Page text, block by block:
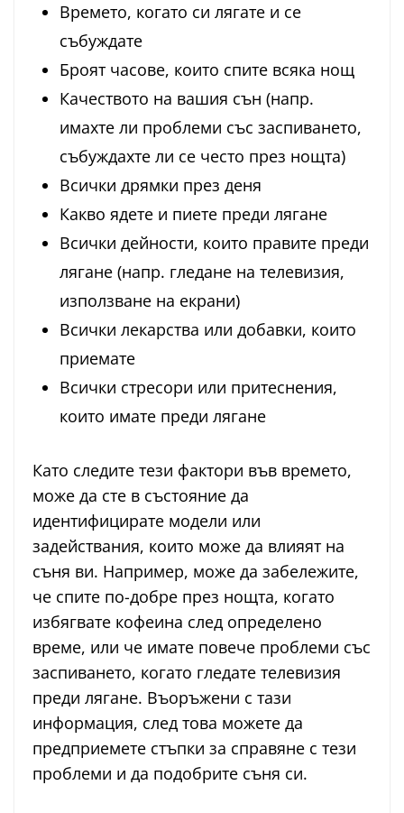
Времето, когато си лягате и се
събуждате
Броят часове, които спите всяка нощ
Качеството на вашия сън (напр.
имахте ли проблеми със заспиването,
събуждахте ли се често през нощта)
Всички дрямки през деня
Какво ядете и пиете преди лягане
Всички дейности, които правите преди
лягане (напр. гледане на телевизия,
използване на екрани)
Всички лекарства или добавки, които
приемате
Всички стресори или притеснения,
които имате преди лягане
Като следите тези фактори във времето,
може да сте в състояние да
идентифицирате модели или
задействания, които може да влияят на
съня ви. Например, може да забележите,
че спите по-добре през нощта, когато
избягвате кофеина след определено
време, или че имате повече проблеми със
заспиването, когато гледате телевизия
преди лягане. Въоръжени с тази
информация, след това можете да
предприемете стъпки за справяне с тези
проблеми и да подобрите съня си.